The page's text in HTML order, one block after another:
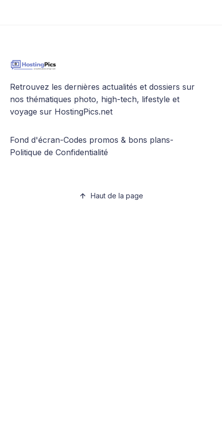
Retrouvez les dernières actualités et dossiers sur
nos thématiques photo, high-tech, lifestyle et
voyage sur HostingPics.net
Fond d'écran-Codes promos & bons plans-
Politique de Confidentialité
Haut de la page